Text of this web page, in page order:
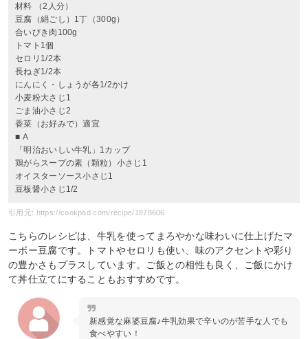
材料 （2人分）
豆腐（絹ごし）1丁（300g）
合いびき肉100g
トマト1個
セロリ1/2本
長ねぎ1/2本
にんにく・しょうが各1/2かけ
小麦粉大さじ1
ごま油小さじ2
香菜（お好みで）適宜
■ A
「明治おいしい牛乳」1カップ
鶏がらスープの素（顆粒）小さじ1
オイスターソース小さじ1
豆板醤小さじ1/2
引用元: https://cookpad.com/recipe/1878606
こちらのレシピは、牛乳を使ってまろやかな味わいに仕上げたマ
ーボー豆腐です。トマトやセロリも使い、味のアクセントや彩り
の豊かさもプラスしています。ご飯との相性も良く、ご飯にかけ
て丼仕立てにすることもおすすめです。
新感覚な麻婆豆腐♪牛乳効果で辛いのが苦手な人でも
食べやすい！